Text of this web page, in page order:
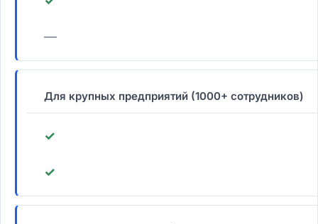
—
Для крупных предприятий (1000+ сотрудников)
✓
✓